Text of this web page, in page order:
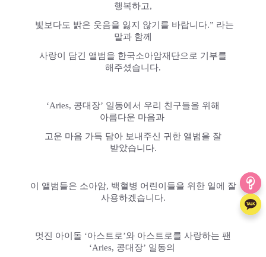
행복하고,
빛보다도 밝은 웃음을 잃지 않기를 바랍니다.” 라는
말과 함께
사랑이 담긴 앨범을 한국소아암재단으로 기부를
해주셨습니다.
‘Aries, 콩대장’ 일동에서 우리 친구들을 위해
아름다운 마음과
고운 마음 가득 담아 보내주신 귀한 앨범을 잘
받았습니다.
이 앨범들은 소아암, 백혈병 어린이들을 위한 일에 잘
사용하겠습니다.
멋진 아이돌 ‘아스트로’와 아스트로를 사랑하는 팬
‘Aries, 콩대장’ 일동의